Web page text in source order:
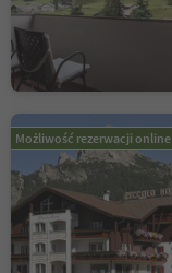
Możliwość rezerwacji online